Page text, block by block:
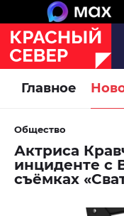
Главное
Общество
Актриса
инциденте с
съёмках